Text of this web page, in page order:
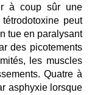
à coup sûr une
peut
tue en paralysant
des picotements
les muscles
Quatre à
asphyxie lorsque